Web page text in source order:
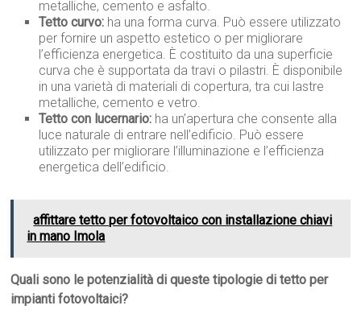
metalliche, cemento e asfalto.
Tetto curvo: ha una forma curva. Può essere utilizzato
per fornire un aspetto estetico o per migliorare
l’efficienza energetica. È costituito da una superficie
curva che è supportata da travi o pilastri. È disponibile
in una varietà di materiali di copertura, tra cui lastre
metalliche, cemento e vetro.
Tetto con lucernario: ha un’apertura che consente alla
luce naturale di entrare nell’edificio. Può essere
utilizzato per migliorare l’illuminazione e l’efficienza
energetica dell’edificio.
affittare tetto per fotovoltaico con installazione chiavi
in mano Imola
Quali sono le potenzialità di queste tipologie di tetto per
impianti fotovoltaici?